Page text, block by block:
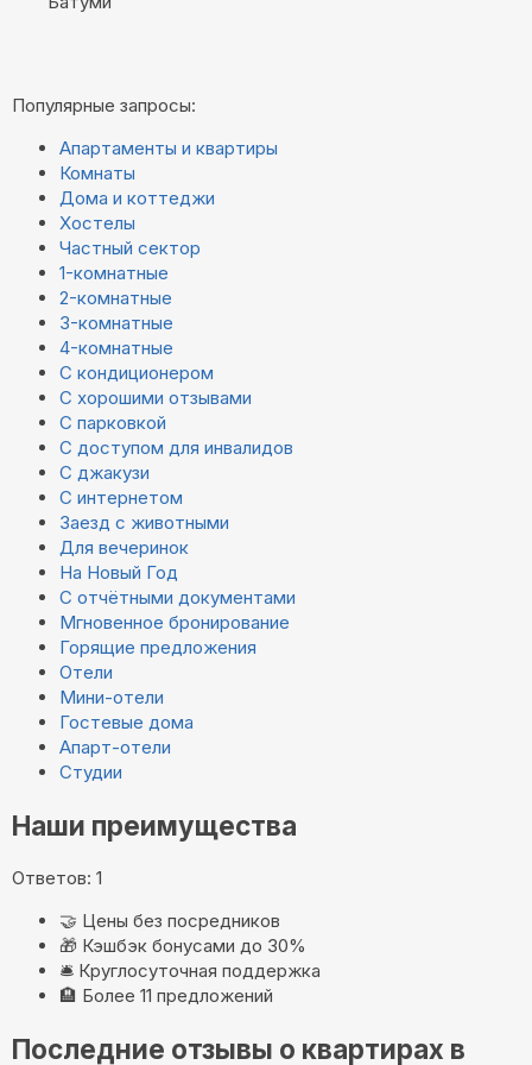
Популярные запросы:
Апартаменты и квартиры
Комнаты
Дома и коттеджи
Хостелы
Частный сектор
1-комнатные
2-комнатные
3-комнатные
4-комнатные
С кондиционером
С хорошими отзывами
С парковкой
С доступом для инвалидов
С джакузи
С интернетом
Заезд с животными
Для вечеринок
На Новый Год
С отчётными документами
Мгновенное бронирование
Горящие предложения
Отели
Мини-отели
Гостевые дома
Апарт-отели
Студии
Наши преимущества
Ответов: 1
🤝 Цены без посредников
🎁 Кэшбэк бонусами до 30%
🛎️ Круглосуточная поддержка
🏨 Более 11 предложений
Последние отзывы о квартирах в